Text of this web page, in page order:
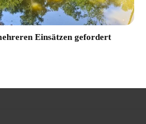
Einsätzen gefordert